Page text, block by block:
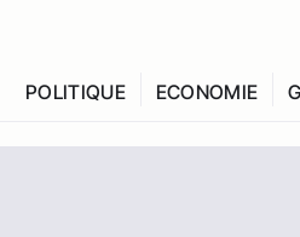
POLITIQUE ECONOMIE